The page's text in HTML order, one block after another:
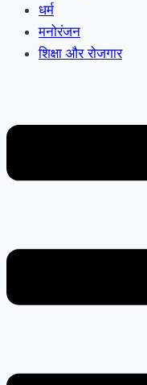
धर्म
मनोरंजन
शिक्षा और रोजगार